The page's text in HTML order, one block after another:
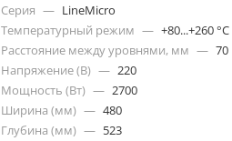
Серия — LineMicro
Температурный режим — +80...+260 °C
Расстояние между уровнями, мм — 70
Напряжение (В) — 220
Мощность (Вт) — 2700
Ширина (мм) — 480
Глубина (мм) — 523